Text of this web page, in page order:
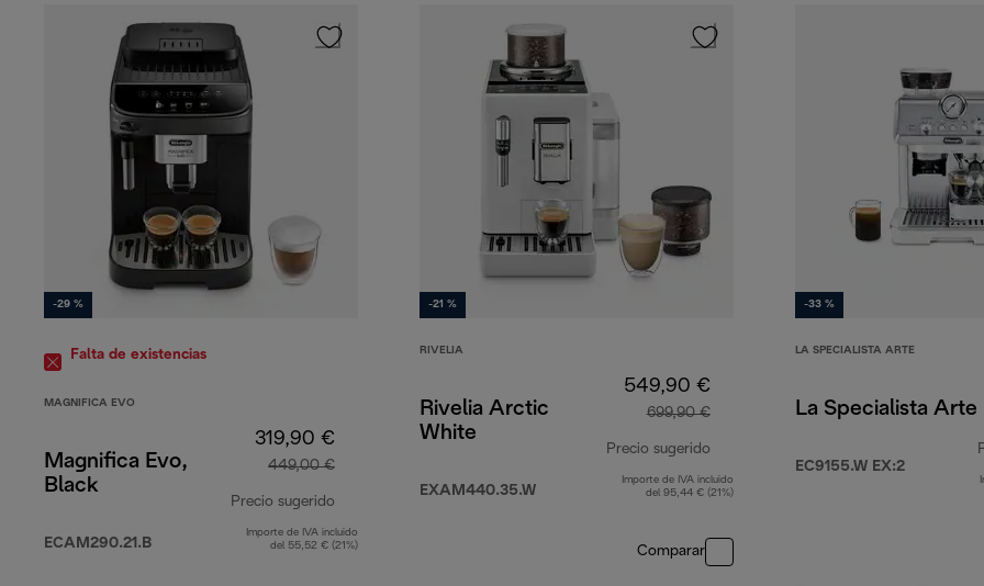
-29 %
Falta de existencias
MAGNIFICA EVO
Magnifica Evo,
Black
ECAM290.21.B
319,90 €
449,00 €
Precio sugerido
precio original 449,00 €
Importe de IVA incluido
del 55,52 € (21%)
-21 %
RIVELIA
Rivelia Arctic
White
EXAM440.35.W
549,90 €
699,90 €
Precio sugerido
precio original 699,90 €
Importe de IVA incluido
del 95,44 € (21%)
Comparar
-33 %
LA SPECIALISTA ARTE
La Specialista Arte
EC9155.W EX:2